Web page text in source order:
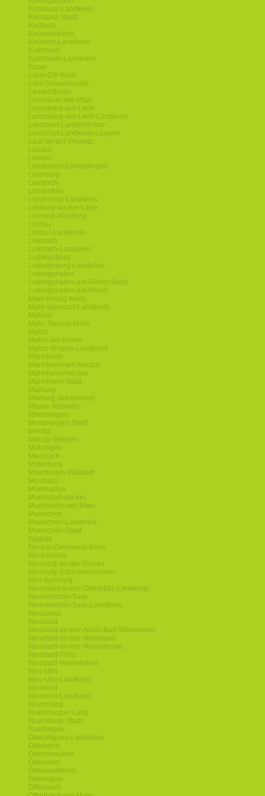
Konstanz-Landkreis
Konstanz-Stadt
Korbach
Kornwestheim
Kronach-Landkreis
Kulmbach
Kulmbach-Landkreis
Kusel
Lahn-Dill-Kreis
Lahr-Schwarzwald
Lampertheim
Landau-in-der-Pfalz
Landsberg-am-Lech
Landsberg-am-Lech-Landkreis
Landshut-Landshut-Isar
Landshut-Landkreis-Langen
Lauf-an-der-Pegnitz
Lebach
Leimen
Leinfelden-Echterdingen
Leonberg
Leutkirch
Lichtenfels
Lichtenfels-Landkreis
Limburg-an-der-Lahn
Limburg-Weilburg
Lindau
Lindau-Landkreis
Loerrach
Loerrach-Landkreis
Ludwigsburg
Ludwigsburg-Landkreis
Ludwigshafen
Ludwigshafen-am-Rhein-Stadt
Ludwigshafen-am-Rhein
Main-Kinzig-Kreis
Main-Spessart-Landkreis
Maintal
Main-Taunus-Kreis
Mainz
Mainz-am-Rhein
Mainz-Bingen-Landkreis
Mannheim
Mannheim-am-Neckar
Mannheim-Neckar
Mannheim-Stadt
Marburg
Marburg-Biedenkopf
Mayen-Koblenz
Memmingen
Memmingen-Stadt
Merzig
Merzig-Wadern
Metzingen
Miesbach
Miltenberg
Moerfelden-Walldorf
Mosbach
Muehlacker
Muehldorf-am-Inn
Muehlheim-am-Main
Muenchen
Muenchen-Landkreis
Muenchen-Stadt
Nagold
Neckar-Odenwald-Kreis
Neckarsulm
Neuburg-an-der-Donau
Neuburg-Schrobenhausen
Neu-Isenburg
Neumarkt-in-der-Oberpfalz-Landkreis
Neunkirchen-Saar
Neunkirchen-Saar-Landkreis
Neusaess
Neustadt
Neustadt-an-der-Aisch-Bad-Windsheim
Neustadt-an-der-Waldnaab
Neustadt-an-der-Weinstrasse
Neustadt-Pfalz
Neustadt-Weinstrasse
Neu-Ulm
Neu-Ulm-Landkreis
Neuwied
Neuwied-Landkreis
Nuernberg
Nuernberger-Land
Nuernberg-Stadt
Nuertingen
Oberallgaeu-Landkreis
Oberkirch
Obertshausen
Oberursel
Odenwaldkreis
Oehringen
Offenbach